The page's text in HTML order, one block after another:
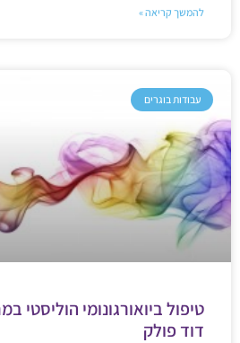
להמשך קריאה »
עבודות בוגרים
טיפול ביואורגונומי הוליסטי
דוד פולק